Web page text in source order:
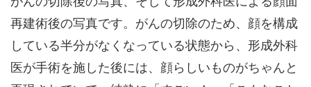
再建術後の写真です。がんの切除のため、顔を構成
している半分がなくなっている状態から、形成外科
医が手術を施した後には、顔らしいものがちゃんと